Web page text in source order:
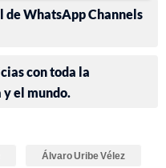
de WhatsApp Channels
con toda la
el mundo.
Álvaro Uribe Vélez